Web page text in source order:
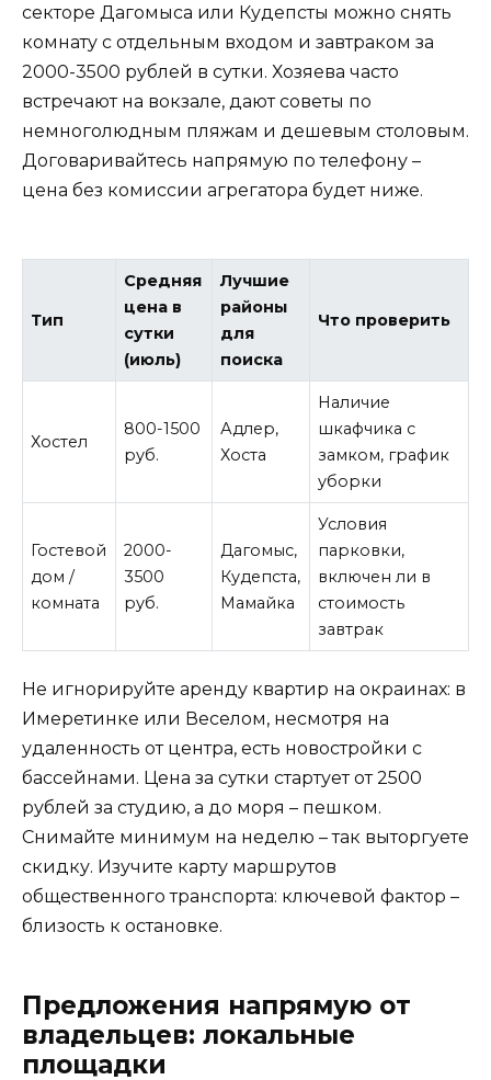
секторе Дагомыса или Кудепсты можно снять
комнату с отдельным входом и завтраком за
2000-3500 рублей в сутки. Хозяева часто
встречают на вокзале, дают советы по
немноголюдным пляжам и дешевым столовым.
Договаривайтесь напрямую по телефону –
цена без комиссии агрегатора будет ниже.
Тип
Средняя
цена в
сутки
(июль)
Лучшие
районы
для
поиска
Что проверить
Хостел
800-1500
руб.
Адлер,
Хоста
Наличие
шкафчика с
замком, график
уборки
Гостевой
дом /
комната
2000-
3500
руб.
Дагомыс,
Кудепста,
Мамайка
Условия
парковки,
включен ли в
стоимость
завтрак
Не игнорируйте аренду квартир на окраинах: в
Имеретинке или Веселом, несмотря на
удаленность от центра, есть новостройки с
бассейнами. Цена за сутки стартует от 2500
рублей за студию, а до моря – пешком.
Снимайте минимум на неделю – так выторгуете
скидку. Изучите карту маршрутов
общественного транспорта: ключевой фактор –
близость к остановке.
Предложения напрямую от
владельцев: локальные
площадки